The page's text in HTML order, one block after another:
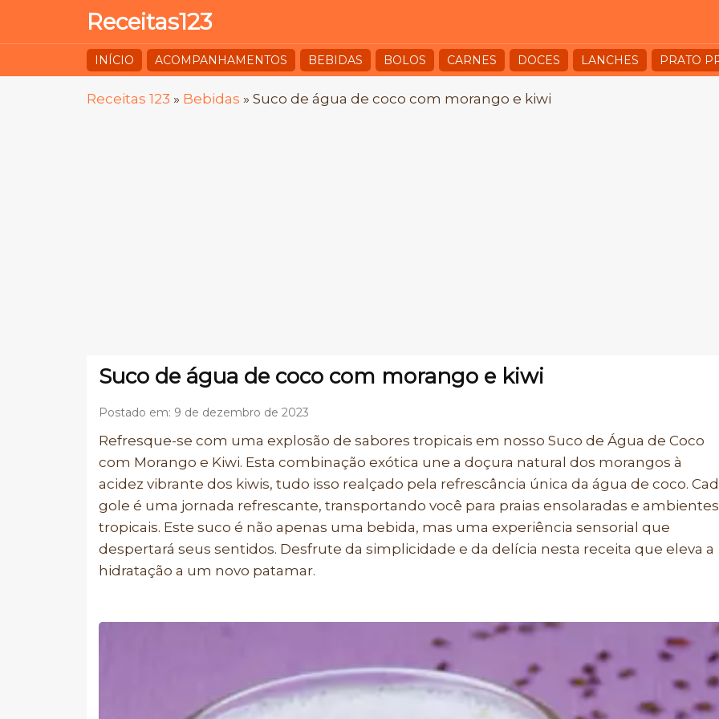
Receitas123
INÍCIO ACOMPANHAMENTOS BEBIDAS BOLOS CARNES DOCES LANCHES PRATO
Receitas 123 » Bebidas » Suco de água de coco com morango e kiwi
Suco de água de coco com morango e kiwi
Postado em: 9 de dezembro de 2023
Refresque-se com uma explosão de sabores tropicais em nosso Suco de Água de Coco
com Morango e Kiwi. Esta combinação exótica une a doçura natural dos morangos à
acidez vibrante dos kiwis, tudo isso realçado pela refrescância única da água de coco.
gole é uma jornada refrescante, transportando você para praias ensolaradas e ambientes
tropicais. Este suco é não apenas uma bebida, mas uma experiência sensorial que
despertará seus sentidos. Desfrute da simplicidade e da delícia nesta receita que eleva a
hidratação a um novo patamar.